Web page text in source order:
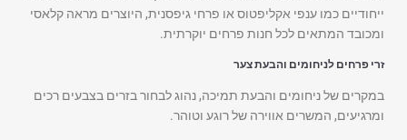
ייחודיים כמו ענפי אקליפטוס או פרחי גיפסנית, היוצרים מראה קלאסי
ומכובד המתאים לכל חנות פרחים יוקרתית.
זרי פרחים לניחומים והבעת צער
במקרים של ניחומים והבעת תמיכה, נהוג לבחור בזרים בצבעים רכים
ומרגיעים, המשרים אווירה של רוגע וטוהר.